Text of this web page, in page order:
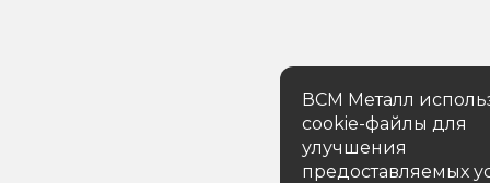
ВСМ Металл
cookie-файлы для
улучшения
предоставляемых